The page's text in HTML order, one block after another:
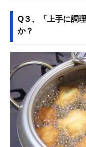
Q３、「上手に調
か？